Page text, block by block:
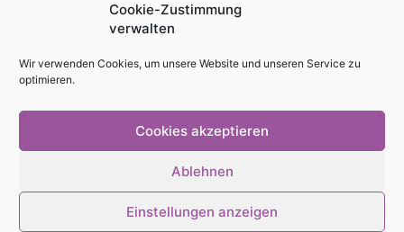
Cookie-Zustimmung
verwalten
Wir verwenden Cookies, um unsere Website und unseren Service zu
optimieren.
Cookies akzeptieren
Ablehnen
Einstellungen anzeigen
Ein Sommerspektakel vieler
Künste – Das Sommerspektakel
Michael Stocker
Impressum Kontakt Magazin als PDF Mediadaten